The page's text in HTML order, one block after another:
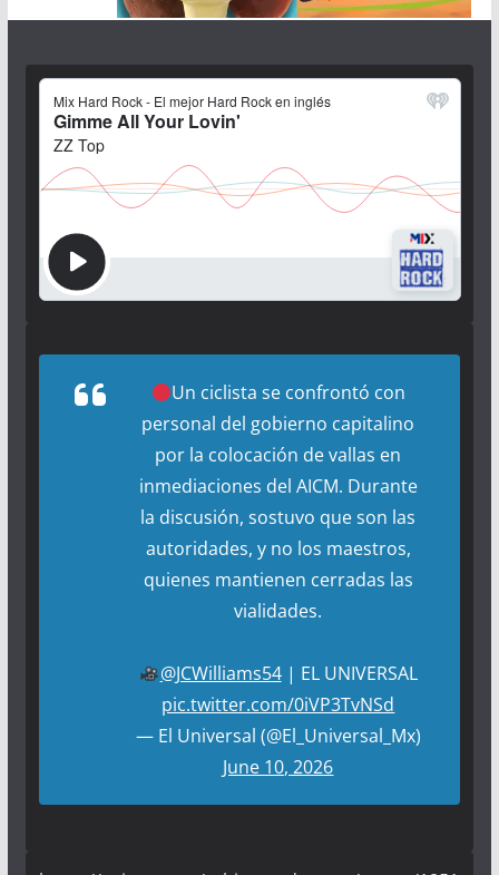
Un ciclista se confrontó con
personal del gobierno capitalino
por la colocación de vallas en
inmediaciones del AICM. Durante
la discusión, sostuvo que son las
autoridades, y no los maestros,
quienes mantienen cerradas las
vialidades.
@JCWilliams54| EL UNIVERSAL
pic.twitter.com/0iVP3TvNSd
— El Universal (@El_Universal_Mx)
June 10, 2026